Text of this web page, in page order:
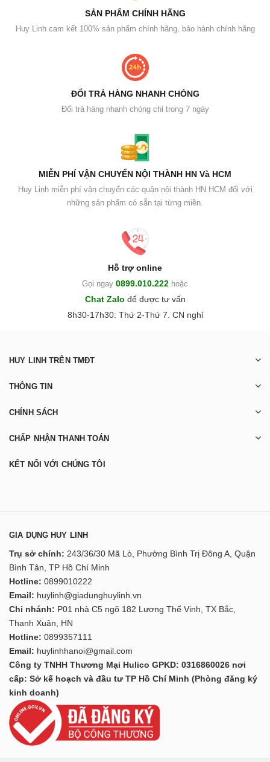
SẢN PHẨM CHÍNH HÃNG
Huy Linh cam kết 100% sản phẩm chính hãng, bảo hành chính hãng
ĐỔI TRẢ HÀNG NHANH CHÓNG
Đổi trả hàng nhanh chóng chỉ trong 7 ngày
MIỄN PHÍ VẬN CHUYỂN NỘI THÀNH HN Và HCM
Huy Linh miễn phí vận chuyển các quận nội thành HN HCM đối với
những sản phẩm có sẵn tại từng miền.
Hỗ trợ online
Gọi ngay 0899.010.222 hoặc
Chat Zalo để được tư vấn
8h30-17h30: Thứ 2-Thứ 7. CN nghỉ
HUY LINH TRÊN TMĐT
THÔNG TIN
CHÍNH SÁCH
CHẤP NHẬN THANH TOÁN
KẾT NỐI VỚI CHÚNG TÔI
GIA DỤNG HUY LINH
Trụ sở chính: 243/36/30 Mã Lò, Phường Bình Trị Đông A, Quận
Bình Tân, TP Hồ Chí Minh
Hotline: 0899010222
Email: huylinh@giadunghuylinh.vn
Chi nhánh: P01 nhà C5 ngõ 182 Lương Thế Vinh, TX Bắc,
Thanh Xuân, HN
Hotline: 0899357111
Email: huylinhhanoi@gmail.com
Công ty TNHH Thương Mại Hulico GPKD: 0316860026 nơi
cấp: Sở kế hoạch và đầu tư TP Hồ Chí Minh (Phòng đăng ký
kinh doanh)